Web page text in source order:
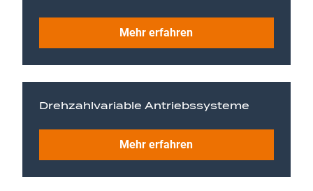
Mehr erfahren
Drehzahlvariable Antriebssysteme
Mehr erfahren